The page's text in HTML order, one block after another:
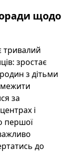
щодо
тривалий
зростає
з дітьми
за
і
першої
до